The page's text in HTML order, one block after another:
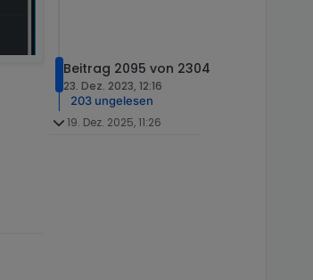
Beitrag 2095 von 2304
23. Dez. 2023, 12:16
203 ungelesen
19. Dez. 2025, 11:26